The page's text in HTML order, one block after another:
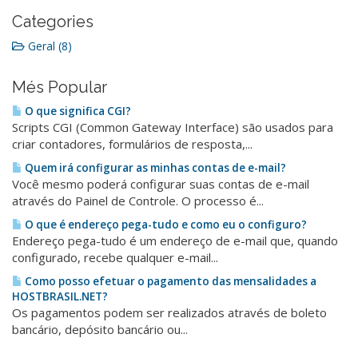
Categories
Geral (8)
Més Popular
O que significa CGI?
Scripts CGI (Common Gateway Interface) são usados para
criar contadores, formulários de resposta,...
Quem irá configurar as minhas contas de e-mail?
Você mesmo poderá configurar suas contas de e-mail
através do Painel de Controle. O processo é...
O que é endereço pega-tudo e como eu o configuro?
Endereço pega-tudo é um endereço de e-mail que, quando
configurado, recebe qualquer e-mail...
Como posso efetuar o pagamento das mensalidades a
HOSTBRASIL.NET?
Os pagamentos podem ser realizados através de boleto
bancário, depósito bancário ou...